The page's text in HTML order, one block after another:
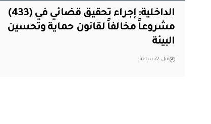
الداخلية: إجراء تحقيق قضائي في (433)
مشروعاً مخالفاً لقانون حماية وتحسين
البيئة
قبل 22 ساعة